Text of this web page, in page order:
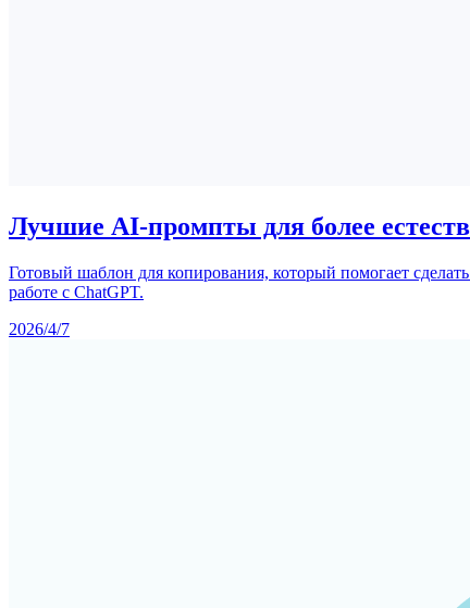
Лучшие AI-промпты для более
Готовый шаблон для копирования, который помогает
работе с ChatGPT.
2026/4/7